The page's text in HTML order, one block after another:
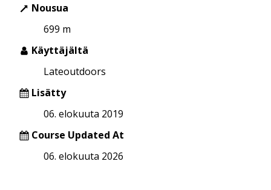
Nousua
699 m
Käyttäjältä
Lateoutdoors
Lisätty
06. elokuuta 2019
Course Updated At
06. elokuuta 2026